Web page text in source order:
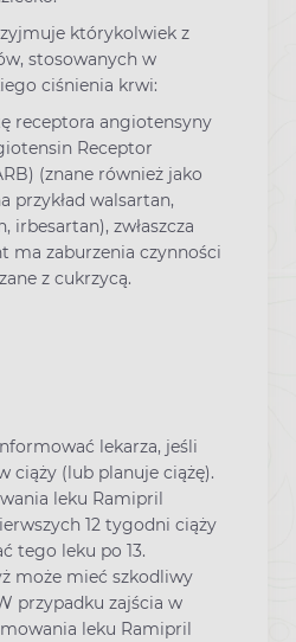
którykolwiek z
stosowanych w
ciśnienia krwi:
receptora angiotensyny
Receptor
(znane również jako
przykład walsartan,
irbesartan), zwłaszcza
ma zaburzenia czynności
z cukrzycą.
lekarza, jeśli
ciąży (lub planuje ciążę).
leku Ramipril
12 tygodni ciąży
tego leku po 13.
może mieć szkodliwy
przypadku zajścia w
leku Ramipril